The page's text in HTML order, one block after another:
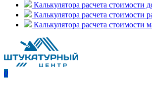
Калькулятора расчета стоимости
Калькулятора расчета стоимости
Калькулятора расчета стоимости
0